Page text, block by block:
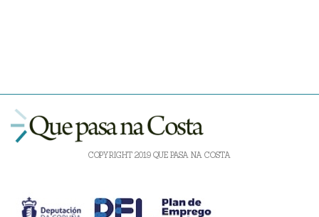
COPYRIGHT 2019 QUE PASA NA COSTA